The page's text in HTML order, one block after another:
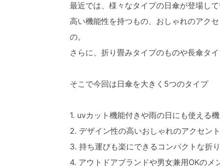
最近では、様々なタイプの日傘が登場し
高い機能性を持つもの、おしゃれのアク
の。
さらに、折り畳みタイプのものや長傘タ
そこで今回は日傘を大きく5つのタイプ
1. uvカット機能付きや雨の日にも使える
2. デザイン性の高いおしゃれのアクセン
3. 持ち運びも楽にできるコンパクトな折
4. アウトドアブランドや男女兼用OKのメ